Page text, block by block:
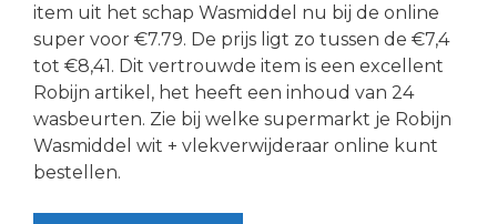
item uit het schap Wasmiddel nu bij de online
super voor €7.79. De prijs ligt zo tussen de €7,4
tot €8,41. Dit vertrouwde item is een excellent
Robijn artikel, het heeft een inhoud van 24
wasbeurten. Zie bij welke supermarkt je Robijn
Wasmiddel wit + vlekverwijderaar online kunt
bestellen.